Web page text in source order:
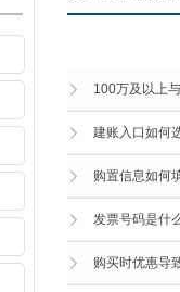
100万及以上
建账入口如何
购置信息如何
发票号码是什
购买时优惠导